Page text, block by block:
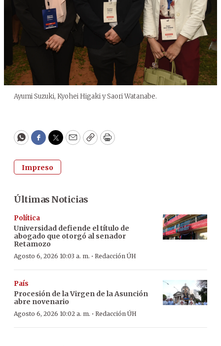
Ayumi Suzuki, Kyohei Higaki y Saori Watanabe.
WhatsApp
Facebook
Twitter
EmailCopyPrint
Impreso
Últimas Noticias
Política
Universidad defiende el título de
abogado que otorgó al senador
Retamozo
Agosto 6, 2026 10:03 a. m. · Redacción ÚH
País
Procesión de la Virgen de la Asunción
abre novenario
Agosto 6, 2026 10:02 a. m. · Redacción ÚH